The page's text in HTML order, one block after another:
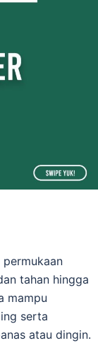
tahan hingga
mampu
serta
atau dingin.